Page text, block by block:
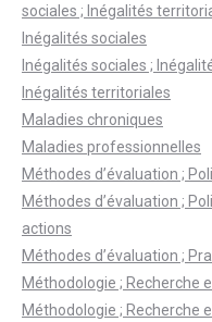
sociales ; Inégalités
Inégalités sociales
Inégalités sociales ;
Inégalités territoriales
Maladies chroniques
Maladies professionnelles
Méthodes d’évaluation ;
Méthodes d’évaluation ;
actions
Méthodes d’évaluation ;
Méthodologie ; Recherche
Méthodologie ; Recherche